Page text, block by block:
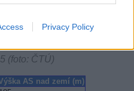
Privacy Policy
(foto: ČTÚ)
AS nad zemí (m)